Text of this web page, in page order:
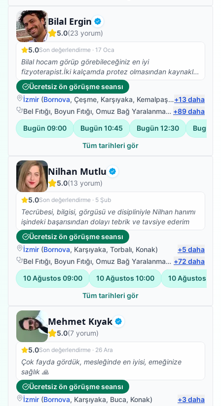
Bilal Ergin Doğrulanmış
Fizyoterapist
5.0(23 yorum)
5.0Son değerlendirme · 17 Oca
Bilal hocam görüp görebileceğiniz en iyi
fizyoterapist.İki kalçamda protez olmasından kaynaklı
Skolyoz başlangıcı teşhisi kondu. Ağrılarımın artması
nedeniyle fizyoterapist arayışına girdim ve Bilal
Hocamla çalışmaya başladık. Abartmıyorum iki
seanstan sonra belimdeki ağrılar yok oldu.Dik durmaya
başladım. Ve yürüyüşüm düzeldi.Kendisinin bilgisi
güleryüzü ve modum düştüğünde pozitif yaklaşımıyla
harika bir iş başardı. Kendimi çok iyi
hissediyorum.Fizyoterapim devam ediyor.Emeklerinize
sağlık.
Ücretsiz ön görüşme seansı
İzmir (Bornova, Çeşme, Karşıyaka, Kemalpaşa )+13daha
Bel Fıtığı, Boyun Fıtığı, Omuz Bağ Yaralanması ,Protez
+89daha
Bugün 09:00 Bugün 10:45 Bugün 12:30 Bugün
Tüm tarihleri gör
Nilhan Mutlu Doğrulanmış
Fizyoterapist
5.0(13 yorum)
5.0Son değerlendirme · 5 Şub
Tecrübesi, bilgisi, görgüsü ve disipliniyle Nilhan hanımı
işindeki başarısından dolayı tebrik ve tavsiye ederim
Ücretsiz ön görüşme seansı
İzmir (Bornova, Karşıyaka, Torbalı, Konak) +5 daha
Bel Fıtığı, Boyun Fıtığı, Omuz Bağ Yaralanması ,Protez
+72 daha
10 Ağustos 09:00 10 Ağustos 10:00 10 Ağustos
Tüm tarihleri gör
Mehmet Kıyak Doğrulanmış
Fizyoterapist
5.0(7 yorum)
5.0Son değerlendirme · 26 Ara
Çok fayda gördük, mesleğinde en iyisi, emeğinize
sağlık 🙏
Ücretsiz ön görüşme seansı
İzmir (Bornova, Karşıyaka, Buca, Konak) +3daha